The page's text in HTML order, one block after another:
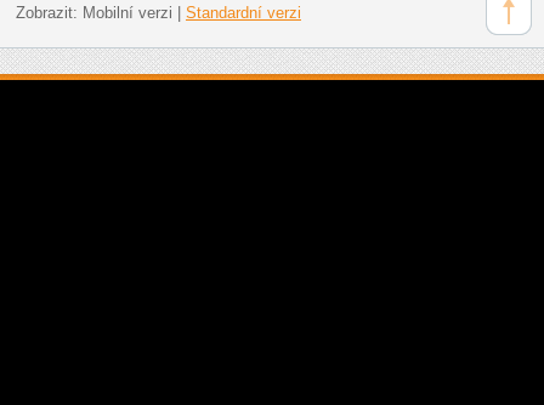
Zobrazit: Mobilní verzi Standardní verzi